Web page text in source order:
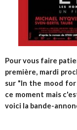
Pour vous faire
première, mardi
sur "In the mood for
ce moment mais
voici la bande-